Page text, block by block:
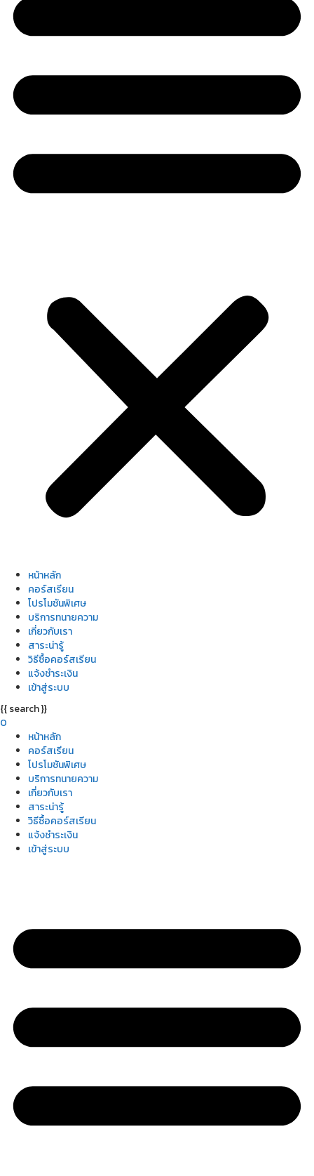
หน้าหลัก
คอร์สเรียน
โปรโมชันพิเศษ
บริการทนายความ
เกี่ยวกับเรา
สาระน่ารู้
วิธีซื้อคอร์สเรียน
แจ้งชำระเงิน
เข้าสู่ระบบ
{{ search }}
0
หน้าหลัก
คอร์สเรียน
โปรโมชันพิเศษ
บริการทนายความ
เกี่ยวกับเรา
สาระน่ารู้
วิธีซื้อคอร์สเรียน
แจ้งชำระเงิน
เข้าสู่ระบบ